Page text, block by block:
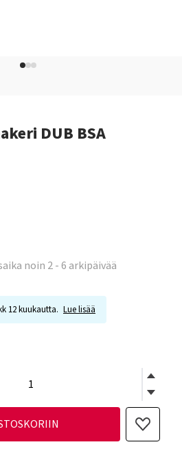
DUB BSA
noin 2 - 6 arkipäivää
12 kuukautta. Lue lisää